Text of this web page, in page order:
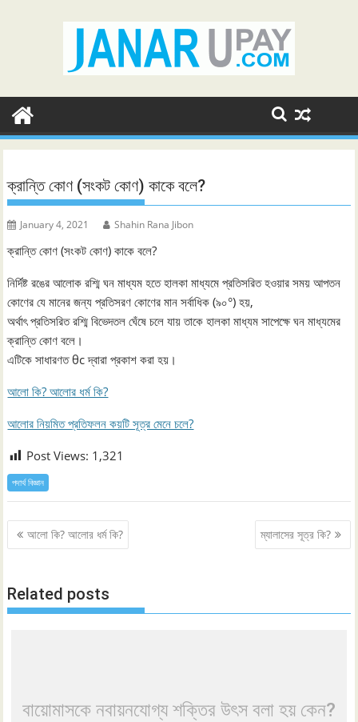
ক্রান্তি কোণ (সংকট কোণ) কাকে বলে?
January 4, 2021 Shahin Rana Jibon
ক্রান্তি কোণ (সংকট কোণ) কাকে বলে?
নির্দিষ্ট রঙের আলোক রশ্মি ঘন মাধ্যম হতে হালকা মাধ্যমে প্রতিসরিত হওয়ার সময় আপতন
কোণের যে মানের জন্য প্রতিসরণ কোণের মান সর্বাধিক (৯০°) হয়,
অর্থাৎ প্রতিসরিত রশ্মি বিভেদতল ঘেঁষে চলে যায় তাকে হালকা মাধ্যম সাপেক্ষে ঘন মাধ্যমের
ক্রান্তি কোণ বলে।
এটিকে সাধারণত θc দ্বারা প্রকাশ করা হয়।
আলো কি? আলোর ধর্ম কি?
আলোর নিয়মিত প্রতিফলন কয়টি সূত্র মেনে চলে?
Post Views: 1,321
পদার্থ বিজ্ঞান
Post
navigation
আলো কি? আলোর ধর্ম কি? ম্যালাসের সূত্র কি?
Related posts
বায়োমাসকে নবায়নযোগ্য শক্তির উৎস বলা হয় কেন?